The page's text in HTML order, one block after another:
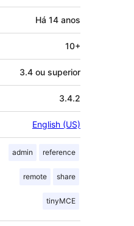
Há 14 anos
10+
3.4 ou superior
3.4.2
English (US)
admin reference
remote share
tinyMCE